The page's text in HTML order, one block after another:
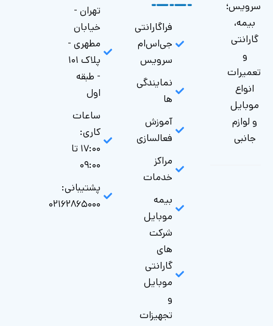
سرویس؛
بیمه،
گارانتی
و
تعمیرات
انواع
موبایل
و لوازم
جانبی
فراگارانتی
جی‌اس‌ام
سرویس
نمایندگی
ها
آموزش
فعالسازی
مراکز
خدمات
بیمه
موبایل
شرکت
های
گارانتی‌
موبایل
و
تجهیزات
تهران -
خیابان
مطهری -
پلاک ۱۰۱
- طبقه
اول
ساعات
کاری:
۱۷:۰۰ تا
۰۹:۰۰
پشتیبانی:
۰۲۱۶۲۸۶۵۰۰۰